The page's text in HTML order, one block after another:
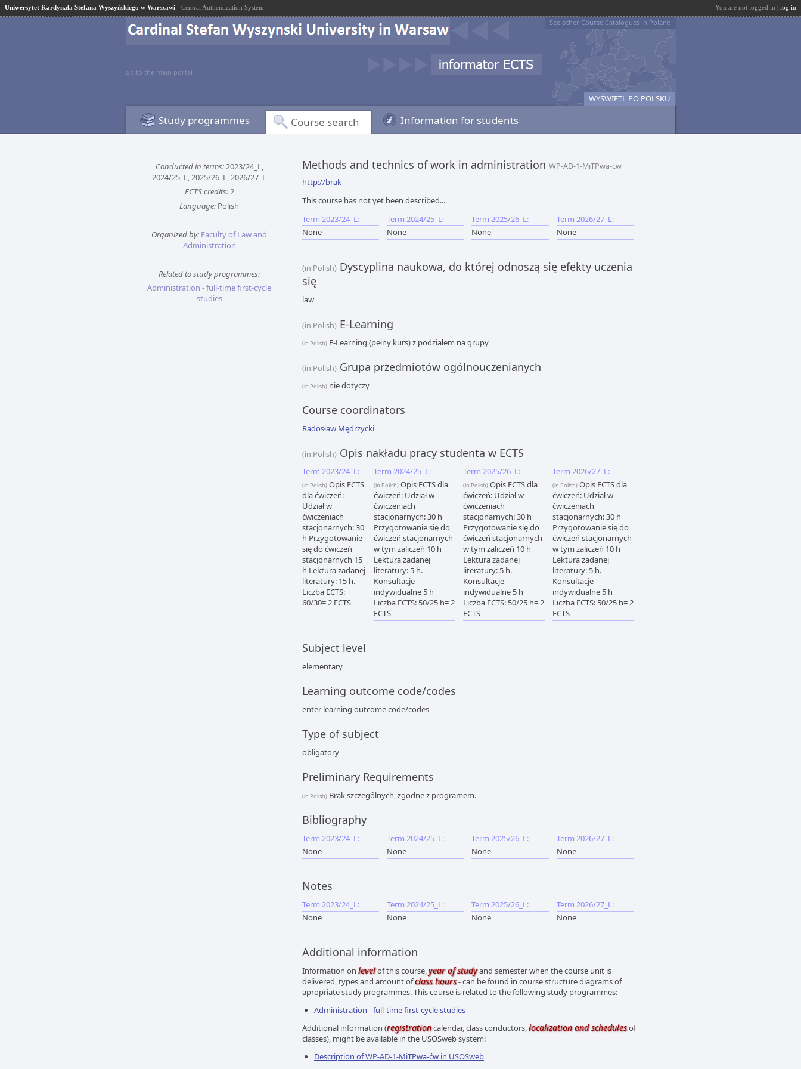
Uniwersytet Kardynała Stefana Wyszyńskiego w Warszawi - Central Authentication System You are not logged in | log in
go to the main portal
See other Course Catalogues in Poland
WYŚWIETL PO POLSKU
Study programmes Course search Information for students
Conducted in terms:2023/24_L,
2024/25_L, 2025/26_L, 2026/27_L
ECTS credits:2
Language: Polish
Organized by: Faculty of Law and
Administration
Related to study programmes:
Administration - full-time first-cycle
studies
Methods and technics of work in administration WP-AD-1-MiTPwa-ćw
http://brak
This course has not yet been described...
Term 2023/24_L:
None
Term 2024/25_L:
None
Term 2025/26_L:
None
Term 2026/27_L:
None
(in Polish) Dyscyplina naukowa, do której odnoszą się efekty uczenia
się
law
(in Polish) E-Learning
(in Polish) E-Learning (pełny kurs) z podziałem na grupy
(in Polish) Grupa przedmiotów ogólnouczenianych
(in Polish) nie dotyczy
Course coordinators
Radosław Mędrzycki
(in Polish) Opis nakładu pracy studenta w ECTS
Term 2023/24_L:
(in Polish) Opis ECTS
dla ćwiczeń:
Udział w
ćwiczeniach
stacjonarnych: 30
h Przygotowanie
się do ćwiczeń
stacjonarnych 15
h Lektura zadanej
literatury: 15 h.
Liczba ECTS:
60/30= 2 ECTS
Term 2024/25_L:
(in Polish) Opis ECTS dla
ćwiczeń: Udział w
ćwiczeniach
stacjonarnych: 30 h
Przygotowanie się do
ćwiczeń stacjonarnych
w tym zaliczeń 10 h
Lektura zadanej
literatury: 5 h.
Konsultacje
indywidualne 5 h
Liczba ECTS: 50/25 h= 2
ECTS
Term 2025/26_L:
(in Polish) Opis ECTS dla
ćwiczeń: Udział w
ćwiczeniach
stacjonarnych: 30 h
Przygotowanie się do
ćwiczeń stacjonarnych
w tym zaliczeń 10 h
Lektura zadanej
literatury: 5 h.
Konsultacje
indywidualne 5 h
Liczba ECTS: 50/25 h= 2
ECTS
Term 2026/27_L:
(in Polish) Opis ECTS dla
ćwiczeń: Udział w
ćwiczeniach
stacjonarnych: 30 h
Przygotowanie się do
ćwiczeń stacjonarnych
w tym zaliczeń 10 h
Lektura zadanej
literatury: 5 h.
Konsultacje
indywidualne 5 h
Liczba ECTS: 50/25 h= 2
ECTS
Subject level
elementary
Learning outcome code/codes
enter learning outcome code/codes
Type of subject
obligatory
Preliminary Requirements
(in Polish) Brak szczególnych, zgodne z programem.
Bibliography
Term 2023/24_L:
None
Term 2024/25_L:
None
Term 2025/26_L:
None
Term 2026/27_L:
None
Notes
Term 2023/24_L:
None
Term 2024/25_L:
None
Term 2025/26_L:
None
Term 2026/27_L:
None
Additional information
Information on levelof this course,year of studyand semester when the course unit is
delivered, types and amount ofclass hours- can be found in course structure diagrams of
apropriate study programmes. This course is related to the following study programmes:
Administration - full-time first-cycle studies
Additional information (registrationcalendar, class conductors,localization and schedulesof
classes), might be available in the USOSweb system:
Description of WP-AD-1-MiTPwa-ćw in USOSweb